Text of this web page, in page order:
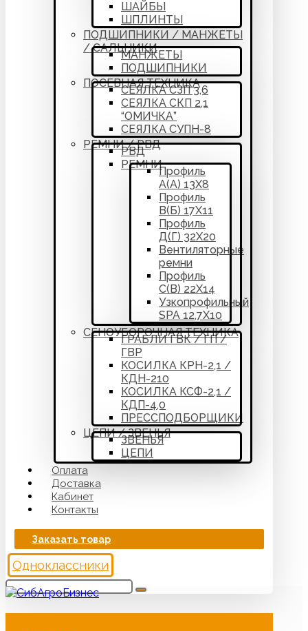
ШАЙБЫ
ШПЛИНТЫ
ПОДШИПНИКИ / МАНЖЕТЫ
/ САЛЬНИКИ
МАНЖЕТЫ
ПОДШИПНИКИ
ПОСЕВНАЯ ТЕХНИКА
СЕЯЛКА СЗП 3,6
СЕЯЛКА СКП 2,1
“ОМИЧКА”
СЕЯЛКА СУПН-8
РЕМНИ / РВД
РВД
РЕМНИ
Профиль
А(А) 13Х8
Профиль
В(Б) 17Х11
Профиль
Д(Г) 32Х20
Вентиляторные
ремни
Профиль
С(В) 22Х14
Узкопрофильный
SPA 12,7Х10
СЕНОУБОРОЧНАЯ ТЕХНИКА
ГРАБЛИ ГВК / ГП /
ГВР
КОСИЛКА КРН-2,1 /
КДН-210
КОСИЛКА КСФ-2,1 /
КДП-4,0
ПРЕССПОДБОРЩИКИ
ЦЕПИ / ЗВЕНЬЯ
ЗВЕНЬЯ
ЦЕПИ
Оплата
Доставка
Кабинет
Контакты
Заказать товар
Одноклассники